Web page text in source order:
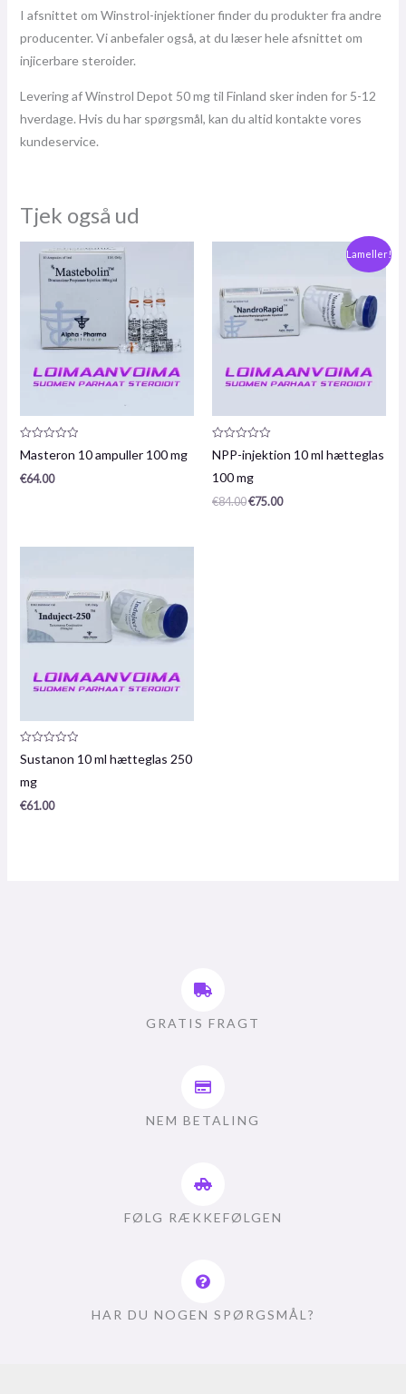
I afsnittet om Winstrol-injektioner finder du produkter fra andre
producenter. Vi anbefaler også, at du læser hele afsnittet om
injicerbare steroider.
Levering af Winstrol Depot 50 mg til Finland sker inden for 5-12
hverdage. Hvis du har spørgsmål, kan du altid kontakte vores
kundeservice.
Tjek også ud
Produktanmeldelse:
0
5
Masteron 10 ampuller 100 mg
€64.00
Lameller!
Produktanmeldelse:
0
5
NPP-injektion 10 ml hætteglas
100 mg
€84.00
€84,00.
€75.00
er:
€75,00.
Produktanmeldelse:
0
5
Sustanon 10 ml hætteglas 250
mg
€61.00
GRATIS FRAGT
NEM BETALING
FØLG RÆKKEFØLGEN
HAR DU NOGEN SPØRGSMÅL?